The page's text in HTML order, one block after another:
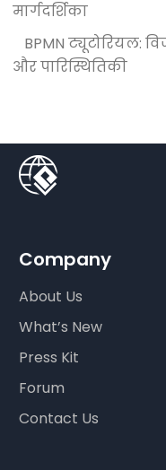
मार्गदर्शिका
BPMN ट्यूटोरियल:
और पारिस्थितिकी
Company
About Us
What’s New
Press Kit
Forum
Contact Us